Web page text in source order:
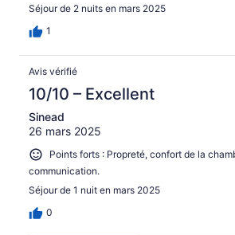
Séjour de 2 nuits en mars 2025
1
Avis vérifié
10/10 – Excellent
Sinead
26 mars 2025
Points forts : Propreté, confort de la
communication.
Séjour de 1 nuit en mars 2025
0